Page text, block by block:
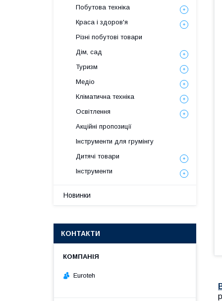
Побутова техніка
Краса і здоров'я
Різні побутові товари
Дім, сад
Туризм
Медіо
Кліматична техніка
Освітлення
Акційні пропозиції
Інструменти для грумінгу
Дитячі товари
Інструменти
Новинки
КОНТАКТИ
Euroteh